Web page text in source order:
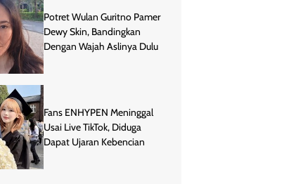
Potret Wulan Guritno Pamer
Dewy Skin, Bandingkan
Dengan Wajah Aslinya Dulu
Fans ENHYPEN Meninggal
Usai Live TikTok, Diduga
Dapat Ujaran Kebencian